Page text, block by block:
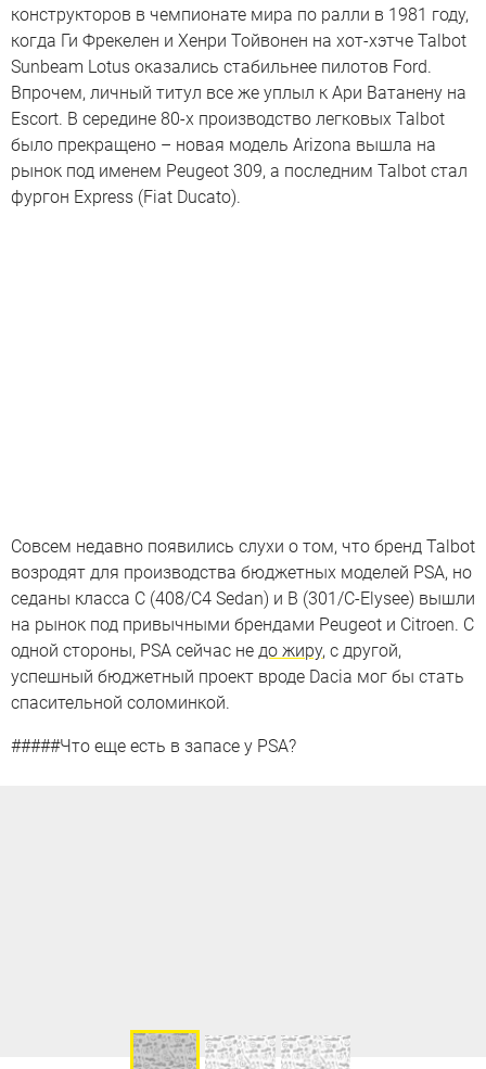
конструкторов в чемпионате мира по ралли в 1981 году,
когда Ги Фрекелен и Хенри Тойвонен на хот-хэтче Talbot
Sunbeam Lotus оказались стабильнее пилотов Ford.
Впрочем, личный титул все же уплыл к Ари Ватанену на
Escort. В середине 80-х производство легковых Talbot
было прекращено – новая модель Arizona вышла на
рынок под именем Peugeot 309, а последним Talbot стал
фургон Express (Fiat Ducato).
Совсем недавно появились слухи о том, что бренд Talbot
возродят для производства бюджетных моделей PSA, но
седаны класса С (408/С4 Sedan) и B (301/C-Elysee) вышли
на рынок под привычными брендами Peugeot и Citroen. С
одной стороны, PSA сейчас не до жиру, с другой,
успешный бюджетный проект вроде Dacia мог бы стать
спасительной соломинкой.
#####Что еще есть в запасе у PSA?